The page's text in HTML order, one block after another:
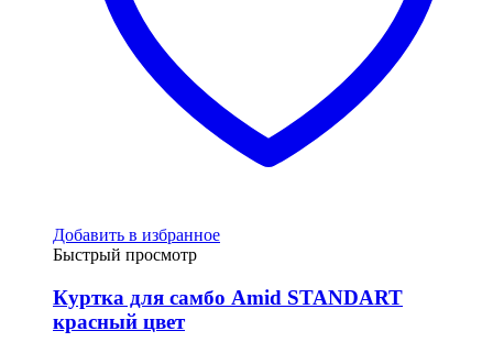
Добавить в избранное
Быстрый просмотр
Куртка для самбо Amid STANDART
красный цвет